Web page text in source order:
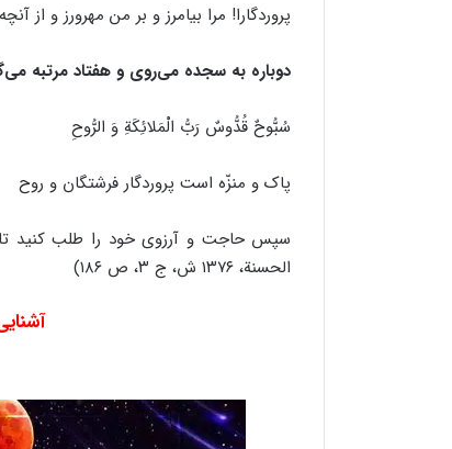
پروردگارا! مرا بیامرز و بر من مهرورز و از
دوباره به سجده می‌روی و هفتاد مرتبه
سُبُّوحٌ قُدُّوسٌ رَبُّ الْمَلائِکَةِ وَ الرُّوحِ
پاک و منزّه است پروردگار فرشتگان و روح
سپس حاجت و آرزوی خود را طلب کنید تا
الحسنة، ۱۳۷۶ ش، ج ۳، ص ۱۸۶)